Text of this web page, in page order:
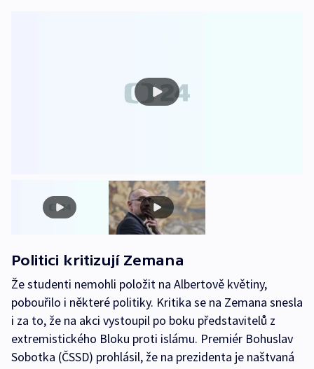
Politici kritizují Zemana
Že studenti nemohli položit na Albertově květiny,
pobouřilo i některé politiky. Kritika se na Zemana snesla
i za to, že na akci vystoupil po boku představitelů z
extremistického Bloku proti islámu. Premiér Bohuslav
Sobotka (ČSSD) prohlásil, že na prezidenta je naštvaná